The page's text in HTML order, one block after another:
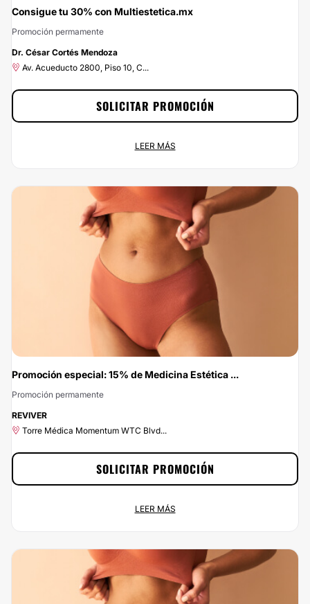
-30%
Consigue tu 30% con Multiestetica.mx
Promoción permamente
Dr. César Cortés Mendoza
Av. Acueducto 2800, Piso 10, C...
Contrata a través de Multiestetica.mx y aprovecha en exclusiva de un 30% de
descuento. ¡No puedes desaprovechar esta oportunidad! Haz clic en Solicitar
Promoción y envía tus datos para beneficiarte del 30% de descuento. ¿Qué
estás esperando? ¡Contáctanos ya!
SOLICITAR PROMOCIÓN
LEER MÁS
-15%
Promoción especial: 15% de Medicina Estética ...
Promoción permamente
REVIVER
Torre Médica Momentum WTC Blvd...
Torre Médica Momentum WTC Blvd...
¡Ponle buena cara a la vida por menos de lo que esperas! En Multiestetica.mx
podrás contratar los servicios de Medicina Estética Y Regenerativa y estar
SOLICITAR PROMOCIÓN
LEER MÁS